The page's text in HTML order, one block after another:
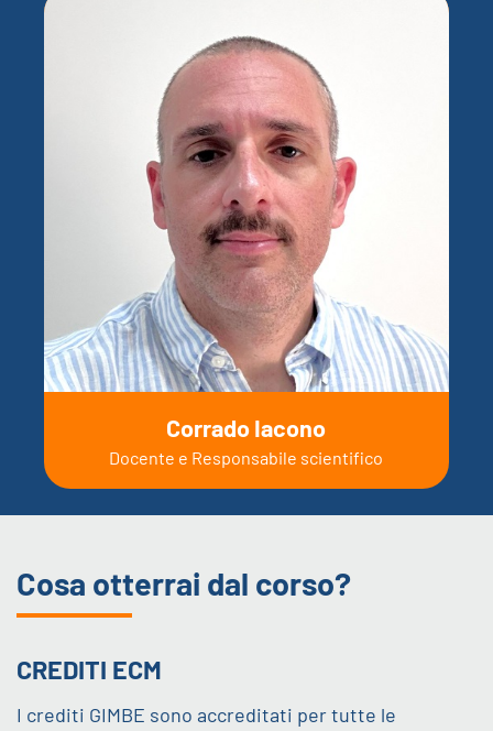
Corrado Iacono
Docente e Responsabile scientifico
Cosa otterrai dal corso?
CREDITI ECM
I crediti GIMBE sono accreditati per tutte le